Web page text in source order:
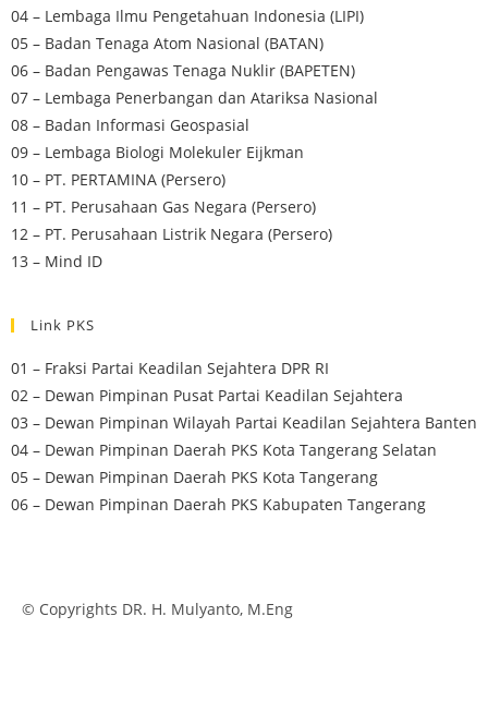
04 – Lembaga Ilmu Pengetahuan Indonesia (LIPI)
05 – Badan Tenaga Atom Nasional (BATAN)
06 – Badan Pengawas Tenaga Nuklir (BAPETEN)
07 – Lembaga Penerbangan dan Atariksa Nasional
08 – Badan Informasi Geospasial
09 – Lembaga Biologi Molekuler Eijkman
10 – PT. PERTAMINA (Persero)
11 – PT. Perusahaan Gas Negara (Persero)
12 – PT. Perusahaan Listrik Negara (Persero)
13 – Mind ID
Link PKS
01 – Fraksi Partai Keadilan Sejahtera DPR RI
02 – Dewan Pimpinan Pusat Partai Keadilan Sejahtera
03 – Dewan Pimpinan Wilayah Partai Keadilan Sejahtera Banten
04 – Dewan Pimpinan Daerah PKS Kota Tangerang Selatan
05 – Dewan Pimpinan Daerah PKS Kota Tangerang
06 – Dewan Pimpinan Daerah PKS Kabupaten Tangerang
© Copyrights DR. H. Mulyanto, M.Eng